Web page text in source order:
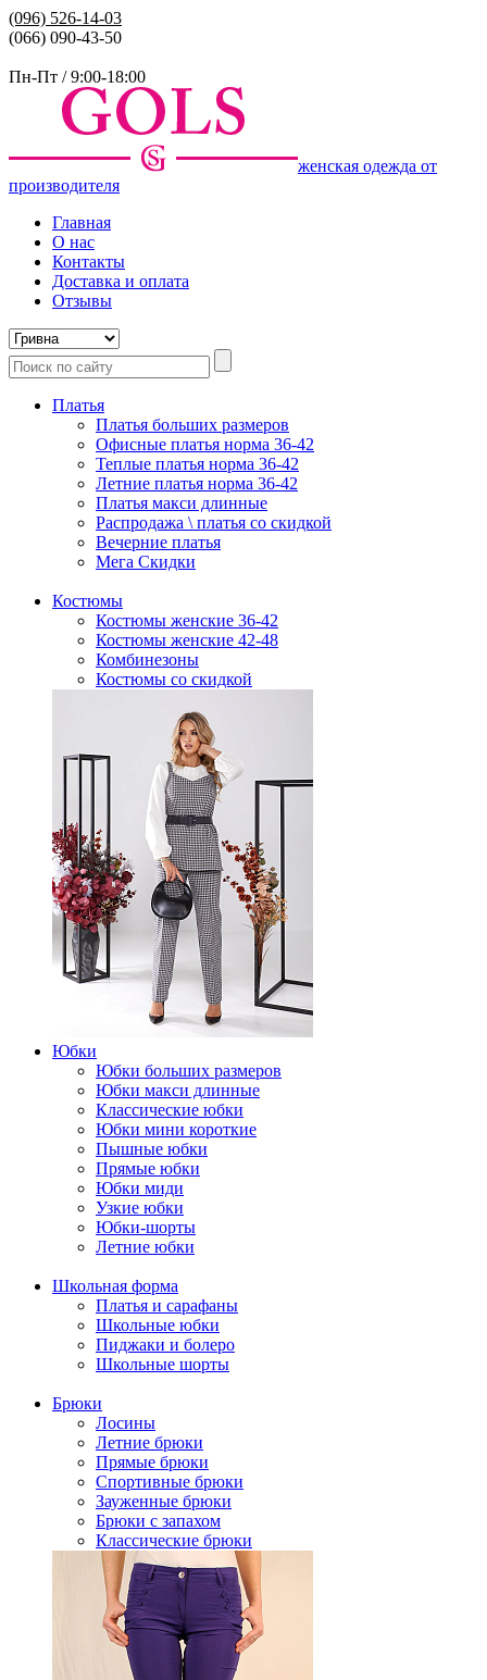
(096) 526-14-03
(066) 090-43-50
Пн-Пт / 9:00-18:00
женская одежда от
производителя
Главная
О нас
Контакты
Доставка и оплата
Отзывы
Платья
Платья больших размеров
Офисные платья норма 36-42
Теплые платья норма 36-42
Летние платья норма 36-42
Платья макси длинные
Распродажа \ платья со скидкой
Вечерние платья
Мега Скидки
Костюмы
Костюмы женские 36-42
Костюмы женские 42-48
Комбинезоны
Костюмы со скидкой
Юбки
Юбки больших размеров
Юбки макси длинные
Классические юбки
Юбки мини короткие
Пышные юбки
Прямые юбки
Юбки миди
Узкие юбки
Юбки-шорты
Летние юбки
Школьная форма
Платья и сарафаны
Школьные юбки
Пиджаки и болеро
Школьные шорты
Брюки
Лосины
Летние брюки
Прямые брюки
Спортивные брюки
Зауженные брюки
Брюки с запахом
Классические брюки